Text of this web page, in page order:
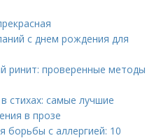
с днем рождения для
ринит: проверенные методы
стихах: самые лучшие
в прозе
борьбы с аллергией: 10